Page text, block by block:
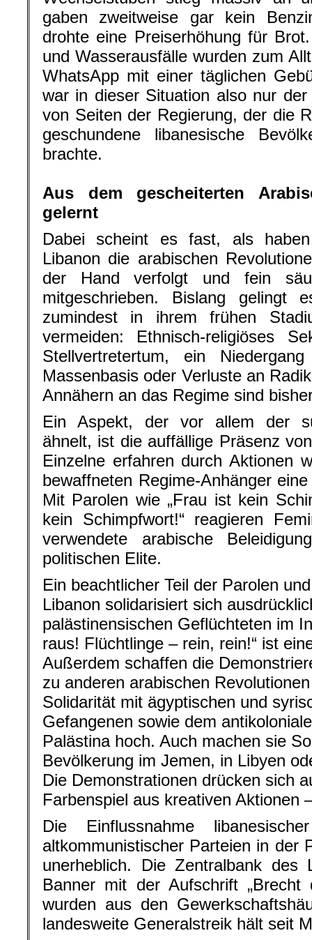
gaben zweitweise gar kein
drohte eine Preiserhöhung für
und Wasserausfälle wurden zum
WhatsApp mit einer täglichen
war in dieser Situation also nur
von Seiten der Regierung, der die
geschundene libanesische
brachte.
Aus dem gescheiterten
gelernt
Dabei scheint es fast, als
Libanon die arabischen
der Hand verfolgt und fein
mitgeschrieben. Bislang gelingt
zumindest in ihrem frühen
vermeiden: Ethnisch-religiöses
Stellvertretertum, ein
Massenbasis oder Verluste an
Annähern an das Regime sind
Ein Aspekt, der vor allem der
ähnelt, ist die auffällige Präsenz
Einzelne erfahren durch Aktionen
bewaffneten Regime-Anhänger
Mit Parolen wie „Frau ist kein
kein Schimpfwort!“ reagieren
verwendete arabische
politischen Elite.
Ein beachtlicher Teil der Parolen
Libanon solidarisiert sich
palästinensischen Geflüchteten im
raus! Flüchtlinge – rein, rein!“ ist
Außerdem schaffen die
zu anderen arabischen
Solidarität mit ägyptischen und
Gefangenen sowie dem
Palästina hoch. Auch machen sie
Bevölkerung im Jemen, in Libyen
Die Demonstrationen drücken sich
Farbenspiel aus kreativen Aktionen
Die Einflussnahme
altkommunistischer Parteien in der
unerheblich. Die Zentralbank des
Banner mit der Aufschrift „Brecht
wurden aus den
landesweite Generalstreik hält seit